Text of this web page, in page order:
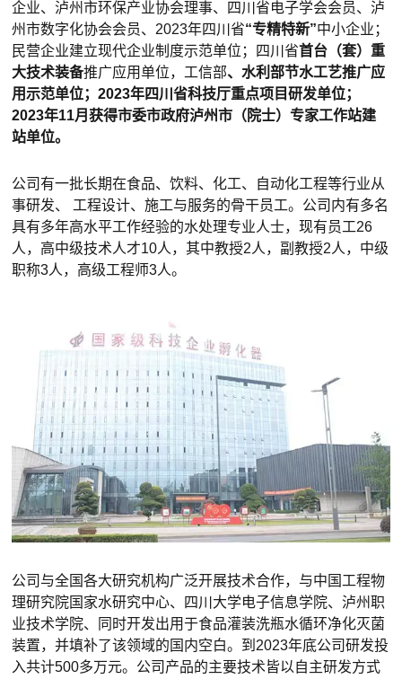
企业、泸州市环保产业协会理事、四川省电子学会会员、泸
州市数字化协会会员、2023年四川省“专精特新”中小企业；
民营企业建立现代企业制度示范单位；四川省首台（套）重
大技术装备推广应用单位，工信部、水利部节水工艺推广应
用示范单位；2023年四川省科技厅重点项目研发单位；
2023年11月获得市委市政府泸州市（院士）专家工作站建
站单位。
公司有一批长期在食品、饮料、化工、自动化工程等行业从
事研发、 工程设计、施工与服务的骨干员工。公司内有多名
具有多年高水平工作经验的水处理专业人士，现有员工26
人，高中级技术人才10人，其中教授2人，副教授2人，中级
职称3人，高级工程师3人。
公司与全国各大研究机构广泛开展技术合作，与中国工程物
理研究院国家水研究中心、四川大学电子信息学院、泸州职
业技术学院、同时开发出用于食品灌装洗瓶水循环净化灭菌
装置，并填补了该领域的国内空白。到2023年底公司研发投
入共计500多万元。公司产品的主要技术皆以自主研发方式